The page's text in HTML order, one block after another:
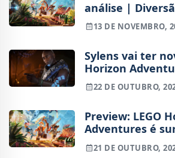
análise |
13 DE NOVEMBRO,
Sylens vai ter
Horizon
22 DE OUTUBRO,
Preview: LEGO
Adventures é
adorável
21 DE OUTUBRO,